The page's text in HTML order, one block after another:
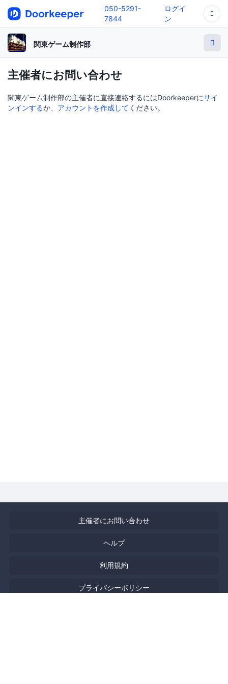
050-5291-
7844
ログイ
ン
関東ゲーム制作部
主催者にお問い合わせ
関東ゲーム制作部の主催者に直接連絡するにはDoorkeeperにサイ
ンインするか、 アカウントを作成して ください。
主催者にお問い合わせ
ヘルプ
利用規約
プライバシーポリシー